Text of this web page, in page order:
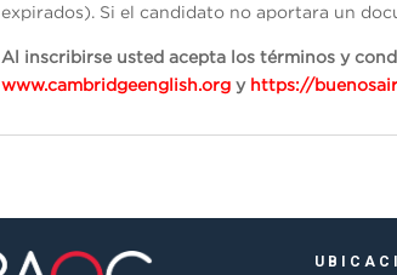
expirados). Si el candidato no aportara un
Al inscribirse usted acepta los términos y
www.cambridgeenglish.org y https://